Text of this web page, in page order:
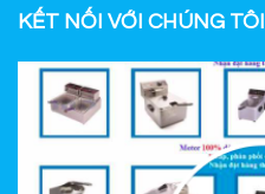
KẾT NỐI VỚI CHÚNG TÔI